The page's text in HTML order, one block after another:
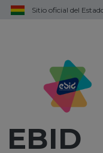
Sitio oficial del
EBID